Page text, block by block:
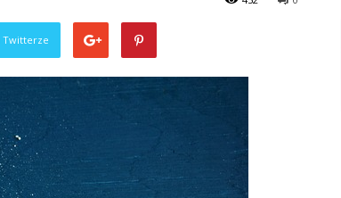
Twitterze